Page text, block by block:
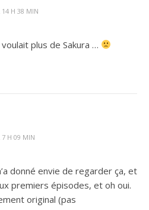
14 H 38 MIN
plus de Sakura …
7 H 09 MIN
donné envie de regarder ça, et
premiers épisodes, et oh oui.
original (pas